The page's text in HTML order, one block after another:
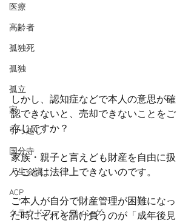
医療
高齢者
孤独死
孤独
孤立
家
引っ越し
国分寺
人生会議
ACP
クラウドファンディング
しかし、認知症などで本人の意思が確
認できないと、売却できないことをご
存じですか？
家族・親子と言えども財産を自由に扱
うことは法律上できないのです。
ご本人が自分で財産管理が困難になっ
た時にそれを請け負うのが「成年後見